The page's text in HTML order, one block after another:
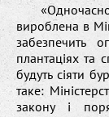
вироблена в
забезпечить
плантаціях та
будуть сіяти
таке:
закону і